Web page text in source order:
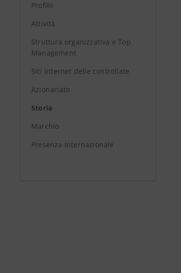
Profilo
Attività
Struttura organizzativa e Top
Management
Siti internet delle controllate
Azionariato
Storia
Marchio
Presenza Internazionale